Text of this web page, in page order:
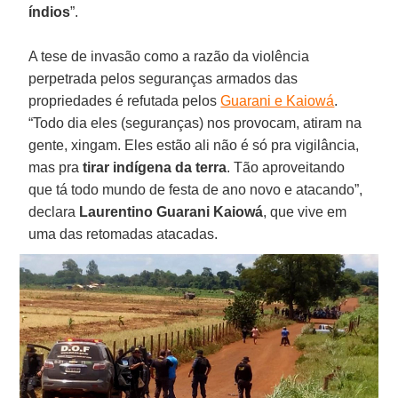
índios”.
A tese de invasão como a razão da violência
perpetrada pelos seguranças armados das
propriedades é refutada pelosGuarani e Kaiowá.
“Todo dia eles (seguranças) nos provocam, atiram na
gente, xingam. Eles estão ali não é só pra vigilância,
mas pratirar indígena da terra. Tão aproveitando
que tá todo mundo de festa de ano novo e atacando”,
declara Laurentino Guarani Kaiowá, que vive em
uma das retomadas atacadas.